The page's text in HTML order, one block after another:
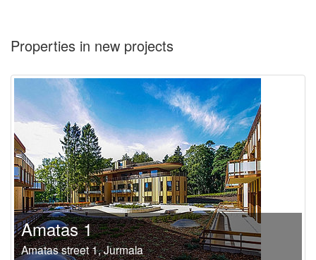
Properties in new projects
Amatas 1
Amatas street 1, Jurmala